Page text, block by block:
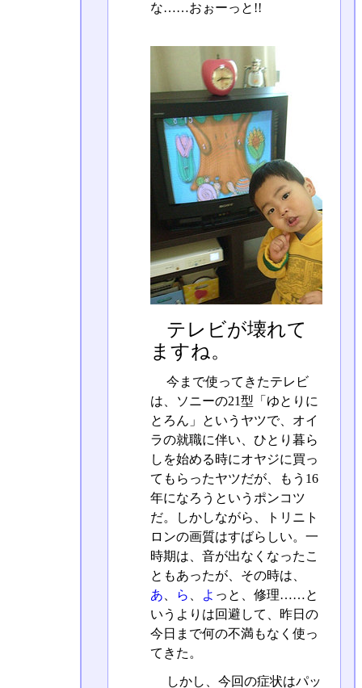
な……おぉーっと!!
テレビが壊れて
ますね。
今まで使ってきたテレビ
は、ソニーの21型「ゆとりに
とろん」というヤツで、オイ
ラの就職に伴い、ひとり暮ら
しを始める時にオヤジに買っ
てもらったヤツだが、もう16
年になろうというポンコツ
だ。しかしながら、トリニト
ロンの画質はすばらしい。一
時期は、音が出なくなったこ
ともあったが、その時は、
あ
ら よ っと、修理……と
いうよりは回避して、昨日の
今日まで何の不満もなく使っ
てきた。
しかし、今回の症状はパッ